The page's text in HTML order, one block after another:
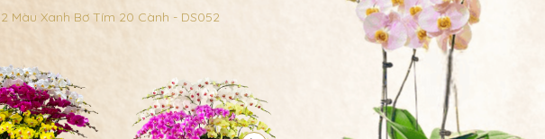
Màu Xanh Bơ Tím 20 Cành - DS052